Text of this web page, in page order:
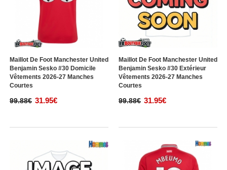
Maillot De Foot Manchester United
Benjamin Sesko #30 Domicile
Vêtements 2026-27 Manches
Courtes
99.88€ 31.95€
Maillot De Foot Manchester United
Benjamin Sesko #30 Extérieur
Vêtements 2026-27 Manches
Courtes
99.88€ 31.95€